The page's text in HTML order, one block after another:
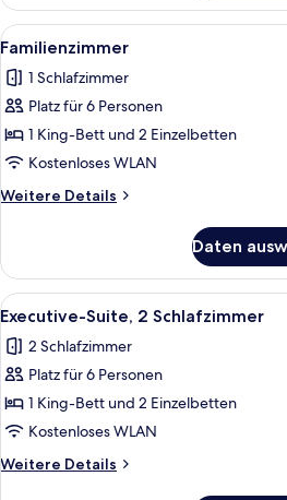
Bett
(View)
Alle
Fotos
für
Familienzimmer
anzeigen
Ein
10
Familienzimmer
1 Schlafzimmer
Platz für 6 Personen
1 King-Bett und 2 Einzelbetten
Kostenloses WLAN
Weitere Details
Weitere
Daten
Alle
Fotos
für
Executive-
Suite,
2 Schlafzimmer
anzeigen
Ein
9
Executive-Suite, 2 Schlafzimmer
2 Schlafzimmer
Platz für 6 Personen
1 King-Bett und 2 Einzelbetten
Kostenloses WLAN
Weitere Details
Weitere